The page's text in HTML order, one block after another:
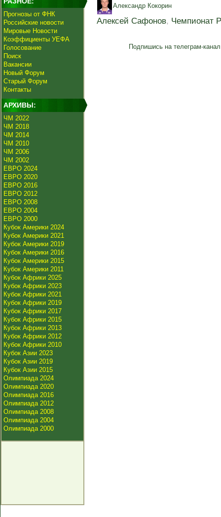
Прогнозы от ФНК
Российские новости
Мировые Новости
Коэффициенты УЕФА
Голосование
Поиск
Вакансии
Новый Форум
Старый Форум
Контакты
АРХИВЫ:
ЧМ 2022
ЧМ 2018
ЧМ 2014
ЧМ 2010
ЧМ 2006
ЧМ 2002
ЕВРО 2024
ЕВРО 2020
ЕВРО 2016
ЕВРО 2012
ЕВРО 2008
ЕВРО 2004
ЕВРО 2000
Кубок Америки 2024
Кубок Америки 2021
Кубок Америки 2019
Кубок Америки 2016
Кубок Америки 2015
Кубок Америки 2011
Кубок Африки 2025
Кубок Африки 2023
Кубок Африки 2021
Кубок Африки 2019
Кубок Африки 2017
Кубок Африки 2015
Кубок Африки 2013
Кубок Африки 2012
Кубок Африки 2010
Кубок Азии 2023
Кубок Азии 2019
Кубок Азии 2015
Олимпиада 2024
Олимпиада 2020
Олимпиада 2016
Олимпиада 2012
Олимпиада 2008
Олимпиада 2004
Олимпиада 2000
Александр Кокорин
Алексей Сафонов, Чемпионат
Подпишись на телеграм-